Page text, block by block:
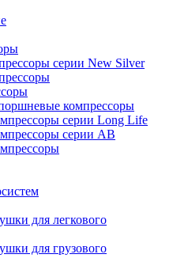
серии New Silver
компрессоры
серии Long Life
серии AB
для легкового
для грузового